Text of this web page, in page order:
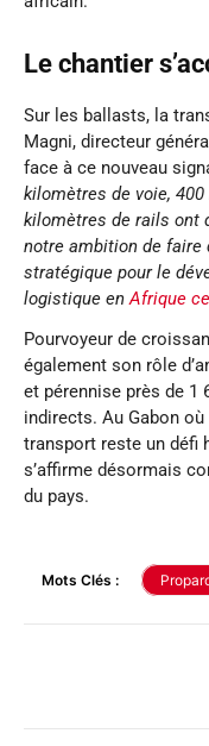
Le chantier
Sur les ballasts, la
Magni, directeur
face à ce nouveau
kilomètres de voie,
kilomètres de rails ont
notre ambition de faire
stratégique pour le
logistique enAfrique
Pourvoyeur de
également son rôle
et pérennise près de 1
indirects. Au Gabon
transport reste un défi
s’affirme désormais
du pays.
Mots Clés :